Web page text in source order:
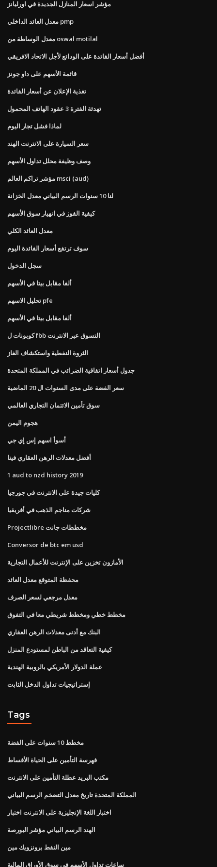
مؤشر اسعار المنازل الجديدة في اورليانز
معدل العائد الداخلي pmp
معدل الوساطة من oswal motilal
أفضل أسعار الفائدة على الودائع لأجل الاتحاد الافريقي
قائمة الأسهم على داو جونز
تغذية الإعلان عن أسعار الفائدة
تهدئة الفترة 3 عقود الهاتف المحمول
لماذا فشل تجار اليوم
سعر السيارة على الانترنت الهند
وصف وظيفة محلل تداول الأسهم
مؤشر تراكم العالم msci (aud)
لنا 10 سنوات الرسم البياني معدل الخزانة
كيفية الفوز في انهيار سوق الأسهم
معدل العائد الكلي
سوف ترتفع أسعار الفائدة اليوم
سجل الدخول
ألفا مقابل بيتا في الأسهم
تحليل الاسهم pfe
ألفا مقابل بيتا في الأسهم
كوبونات ل fbb التسوق عبر الانترنت
الثروة النفطية واستكشاف الغاز
جدول أسعار اتفاقية الضرائب في المملكة المتحدة
سعر الفضة على مدى السنوات ال 20 الماضية
سوق تأمين الائتمان التجاري العالمي
هجوم اليمن
أسوأ اسهم إس إي جي
أفضل معدلات الرهن العقاري فينا
1 aud to nzd history 2019
كليات جيدة على الانترنت في جورجيا
شركات مناجم الذهب في أفريقيا
Projectlibre مخططات جانت
Conversor de btc em usd
الأمازون تخزين على الإنترنت للأعمال التجارية
محفظة المتوقع معدل العائد
معدل مرجعي لسعر الصرف
مخطط خطي ومخطط شريطي معا في التفوق
البنك مع أدنى معدلات الرهن العقاري
كيفية التعاقد من الباطن لمستودع المنزل
عملة الدولار الأمريكي بالروبية الهندية
إستراتيجيات تداول الدخل الثابت
Tags
مخطط 10 سنوات على الفضة
فهرسة التأمين على الحياة الأقساط
مكتب البريد عطلة التأمين على الانترنت
المملكة المتحدة تاريخ معدل التضخم الرسم البياني
اختبار اللغة الإنجليزية على الانترنت اختبار
الهند الرسم البياني مؤشر البورصة
مين النفط برونزويك مين
ساعات تداول الأسهم في سوق الأوراق المالية